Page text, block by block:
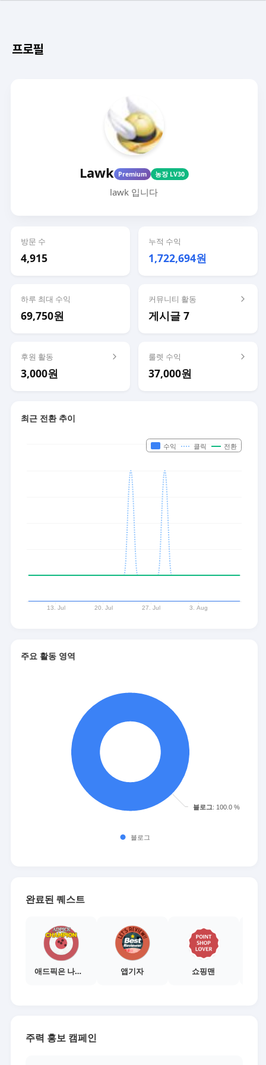
프로필
Lawk Premium 농장 LV30
lawk 입니다
방문 수
4,915
누적 수익
1,722,694원
하루 최대 수익
69,750원
커뮤니티 활동
게시글 7
후원 활동
3,000원
룰렛 수익
37,000원
최근 전환 추이
주요 활동 영역
완료된 퀘스트
애드픽은 나의삶 앱기자 쇼핑맨
주력 홍보 캠페인